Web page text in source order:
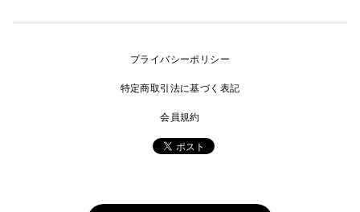
プライバシーポリシー
特定商取引法に基づく表記
会員規約